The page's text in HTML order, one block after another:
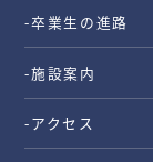
-卒業生の進路
-施設案内
-アクセス